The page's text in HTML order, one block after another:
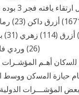
روي بنز شش
(26) وردي فاتح (6) ذهبي روزي (136) أكثر
ﺟﺬﺑﻬﺎ، ﺑﺪﻻﻟﺔ ﺑﻌﺾ